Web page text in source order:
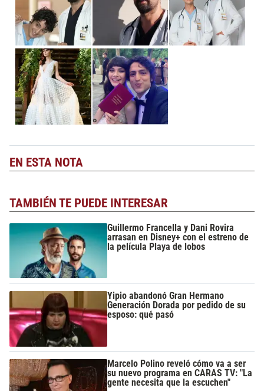
EN ESTA NOTA
TAMBIÉN TE PUEDE INTERESAR
Guillermo Francella y Dani Rovira
arrasan en Disney+ con el estreno de
la película Playa de lobos
Yipio abandonó Gran Hermano
Generación Dorada por pedido de su
esposo: qué pasó
Marcelo Polino reveló cómo va a ser
su nuevo programa en CARAS TV: "La
gente necesita que la escuchen"